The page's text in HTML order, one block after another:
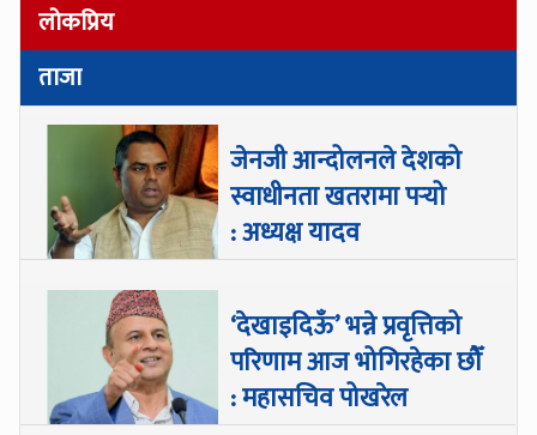
लोकप्रिय
ताजा
जेनजी आन्दोलनले देशको
स्वाधीनता खतरामा पर्‍यो
: अध्यक्ष यादव
‘देखाइदिऊँ’ भन्ने प्रवृत्तिको
परिणाम आज भोगिरहेका छौँ
: महासचिव पोखरेल